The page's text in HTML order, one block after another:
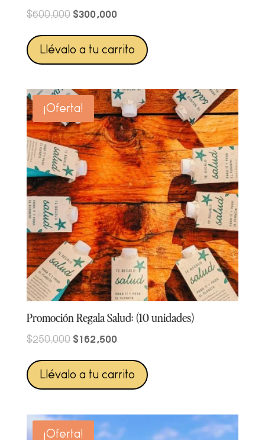
$600,000 Original
was:
$600,000.
$300,000Current
is:
$300,000.
Llévalo a tu carrito
¡Oferta!
Promoción Regala Salud: (10 unidades)
$250,000 Original
was:
$250,000.
$162,500Current
is:
$162,500.
Llévalo a tu carrito
¡Oferta!